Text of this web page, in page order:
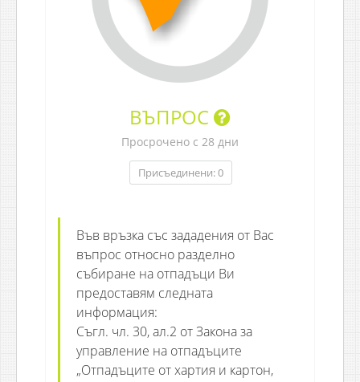
ВЪПРОС
Просрочено с 28 дни
Присъединени: 0
Във връзка със зададения от Вас
въпрос относно разделно
събиране на отпадъци Ви
предоставям следната
информация:
Съгл. чл. 30, ал.2 от Закона за
управление на отпадъците
„Отпадъците от хартия и картон,